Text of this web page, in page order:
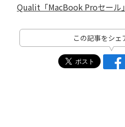
Qualit「MacBook Proセール」
この記事をシェ